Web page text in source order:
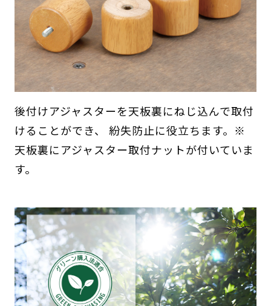
後付けアジャスターを天板裏にねじ込んで取付
けることができ、 紛失防止に役立ちます。※
天板裏にアジャスター取付ナットが付いていま
す。